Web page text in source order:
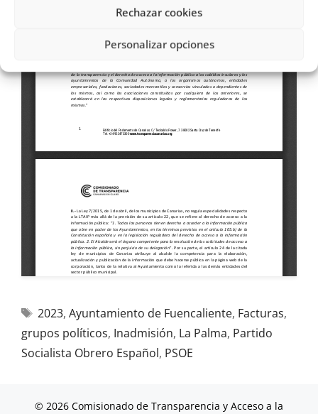
Rechazar cookies
Personalizar opciones
2023, Ayuntamiento de Fuencaliente, Facturas,
grupos políticos, Inadmisión, La Palma, Partido
Socialista Obrero Español, PSOE
© 2026 Comisionado de Transparencia y Acceso a la